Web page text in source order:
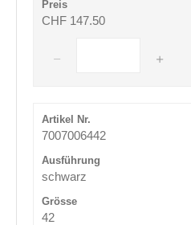
CHF 147.50
7007006442
schwarz
42